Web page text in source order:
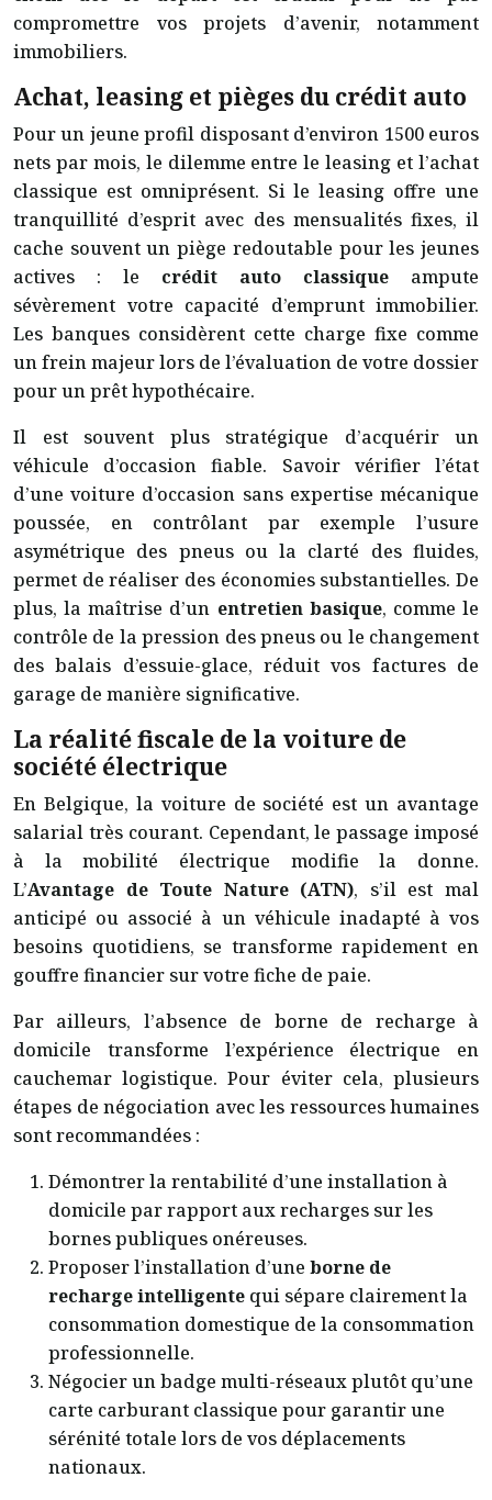
compromettre vos projets d’avenir, notamment
immobiliers.
Achat, leasing et pièges du crédit auto
Pour un jeune profil disposant d’environ 1500 euros
nets par mois, le dilemme entre le leasing et l’achat
classique est omniprésent. Si le leasing offre une
tranquillité d’esprit avec des mensualités fixes, il
cache souvent un piège redoutable pour les jeunes
actives : le crédit auto classique ampute
sévèrement votre capacité d’emprunt immobilier.
Les banques considèrent cette charge fixe comme
un frein majeur lors de l’évaluation de votre dossier
pour un prêt hypothécaire.
Il est souvent plus stratégique d’acquérir un
véhicule d’occasion fiable. Savoir vérifier l’état
d’une voiture d’occasion sans expertise mécanique
poussée, en contrôlant par exemple l’usure
asymétrique des pneus ou la clarté des fluides,
permet de réaliser des économies substantielles. De
plus, la maîtrise d’un entretien basique, comme le
contrôle de la pression des pneus ou le changement
des balais d’essuie-glace, réduit vos factures de
garage de manière significative.
La réalité fiscale de la voiture de
société électrique
En Belgique, la voiture de société est un avantage
salarial très courant. Cependant, le passage imposé
à la mobilité électrique modifie la donne.
L’Avantage de Toute Nature (ATN), s’il est mal
anticipé ou associé à un véhicule inadapté à vos
besoins quotidiens, se transforme rapidement en
gouffre financier sur votre fiche de paie.
Par ailleurs, l’absence de borne de recharge à
domicile transforme l’expérience électrique en
cauchemar logistique. Pour éviter cela, plusieurs
étapes de négociation avec les ressources humaines
sont recommandées :
Démontrer la rentabilité d’une installation à
domicile par rapport aux recharges sur les
bornes publiques onéreuses.
Proposer l’installation d’une borne de
recharge intelligente qui sépare clairement la
consommation domestique de la consommation
professionnelle.
Négocier un badge multi-réseaux plutôt qu’une
carte carburant classique pour garantir une
sérénité totale lors de vos déplacements
nationaux.